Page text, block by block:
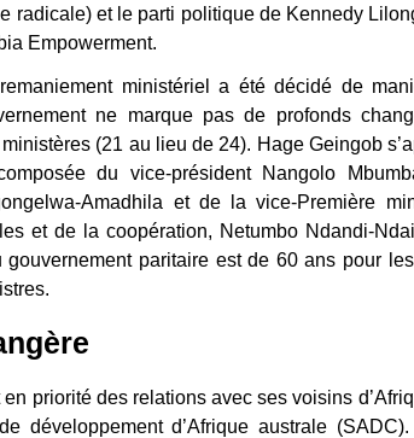
radicale) et le parti politique de Kennedy
Empowerment.
ministériel a été décidé de
ne marque pas de profonds
(21 au lieu de 24). Hage Geingob
du vice-président Nangolo
Amadhila et de la vice-Première
et de la coopération, Netumbo Ndandi-
gouvernement paritaire est de 60 ans pour
priorité des relations avec ses voisins
développement d’Afrique australe